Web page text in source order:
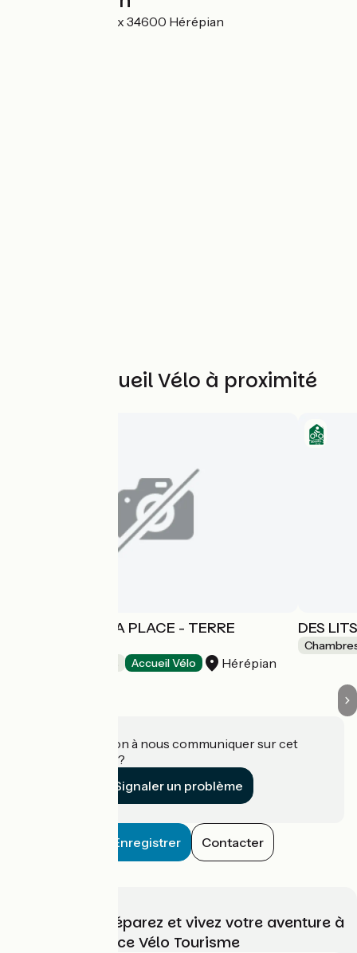
12 Place de la Croix 34600 Hérépian
Autres Accueil Vélo à proximité
DES LITS SUR LA PLACE - TERRE
Accueil Vélo Hérépian
DES
Une information à nous communiquer sur cet
établissement ?
Signaler un problème
Enregistrer Contacter
Choisissez, préparez et vivez votre aventure à
vélo avec France Vélo Tourisme